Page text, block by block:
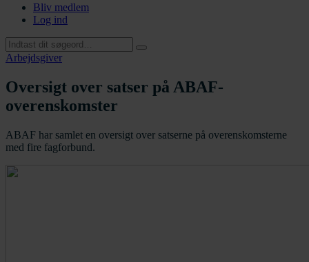
Bliv medlem
Log ind
Arbejdsgiver
Oversigt over satser på ABAF-
overenskomster
ABAF har samlet en oversigt over satserne på overenskomsterne
med fire fagforbund.